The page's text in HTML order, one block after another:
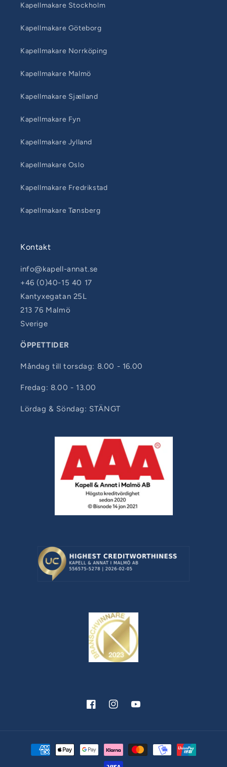
Kapellmakare Stockholm
Kapellmakare Göteborg
Kapellmakare Norrköping
Kapellmakare Malmö
Kapellmakare Sjælland
Kapellmakare Fyn
Kapellmakare Jylland
Kapellmakare Oslo
Kapellmakare Fredrikstad
Kapellmakare Tønsberg
Kontakt
info@kapell-annat.se
+46 (0)40-15 40 17
Kantyxegatan 25L
213 76 Malmö
Sverige
ÖPPETTIDER
Måndag till torsdag: 8.00 - 16.00
Fredag: 8.00 - 13.00
Lördag & Söndag: STÄNGT
FacebookInstagramYouTube
Betalningsmetoder